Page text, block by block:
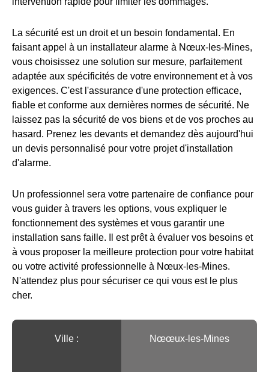
La sécurité est un droit et un besoin fondamental. En
faisant appel à un installateur alarme à Nœux-les-Mines,
vous choisissez une solution sur mesure, parfaitement
adaptée aux spécificités de votre environnement et à vos
exigences. C'est l'assurance d'une protection efficace,
fiable et conforme aux dernières normes de sécurité. Ne
laissez pas la sécurité de vos biens et de vos proches au
hasard. Prenez les devants et demandez dès aujourd'hui
un devis personnalisé pour votre projet d'installation
d'alarme.
Un professionnel sera votre partenaire de confiance pour
vous guider à travers les options, vous expliquer le
fonctionnement des systèmes et vous garantir une
installation sans faille. Il est prêt à évaluer vos besoins et
à vous proposer la meilleure protection pour votre habitat
ou votre activité professionnelle à Nœux-les-Mines.
N'attendez plus pour sécuriser ce qui vous est le plus
cher.
Ville :️ Nœœux-les-Mines